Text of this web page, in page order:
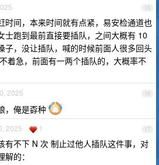
15
时间，本来时间就有点紧，易安检通道也
士跑到最前直接要插队，之间大概有 10
子，没让插队，喊的时候前面人很多回头
着急，前面有一两个插队的，大概率不
16
2025
，俺是孬种
17
2025 1
有不下 N 次 制止过他人插队这件事，对
的：